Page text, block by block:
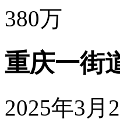
380万
重庆一街
2025年3月